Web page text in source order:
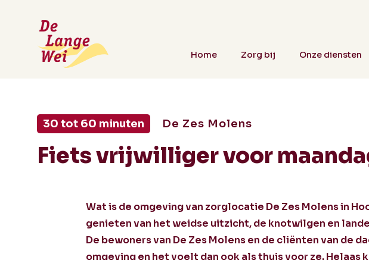
Home Zorg bij Onze diensten
30 tot 60 minuten De Zes Molens
Fiets vrijwilliger voor
Wat is de omgeving van zorglocatie De Zes Molens in
genieten van het weidse uitzicht, de knotwilgen en
De bewoners van De Zes Molens en de cliënten van de
omgeving en het voelt dan ook als thuis voor ze.